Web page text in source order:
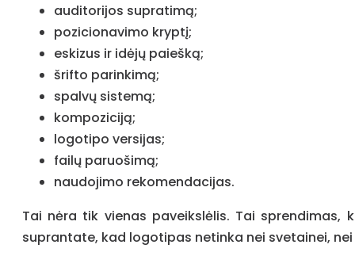
auditorijos supratimą;
pozicionavimo kryptį;
eskizus ir idėjų paiešką;
šrifto parinkimą;
spalvų sistemą;
kompoziciją;
logotipo versijas;
failų paruošimą;
naudojimo rekomendacijas.
Tai nėra tik vienas paveikslėlis. Tai
suprantate, kad logotipas netinka nei svetainei,